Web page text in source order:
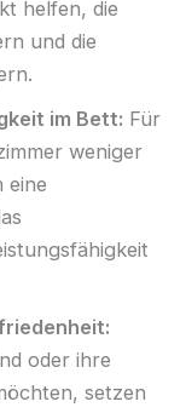
helfen, die
und die
im Bett: Für
weniger
eine
oder ihre
setzen